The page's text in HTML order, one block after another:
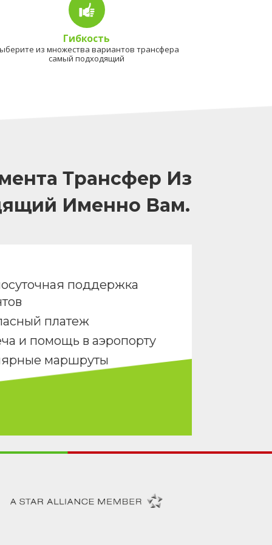
Гибкость
из множества вариантов трансфера
самый подходящий
Трансфер Из
Именно Вам.
поддержка
платеж
и помощь в аэропорту
маршруты